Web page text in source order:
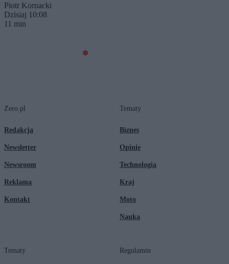
Piotr Kornacki
Dzisiaj 10:08
11 min
Zero.pl
Redakcja
Newsletter
Newsroom
Reklama
Kontakt
Tematy
Biznes
Opinie
Technologia
Kraj
Moto
Nauka
Tematy Regulamin